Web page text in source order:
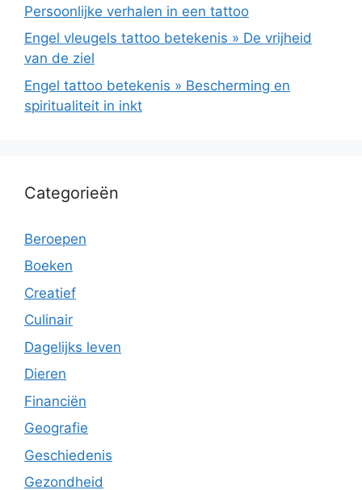
Persoonlijke verhalen in een tattoo
Engel vleugels tattoo betekenis » De vrijheid
van de ziel
Engel tattoo betekenis » Bescherming en
spiritualiteit in inkt
Categorieën
Beroepen
Boeken
Creatief
Culinair
Dagelijks leven
Dieren
Financiën
Geografie
Geschiedenis
Gezondheid